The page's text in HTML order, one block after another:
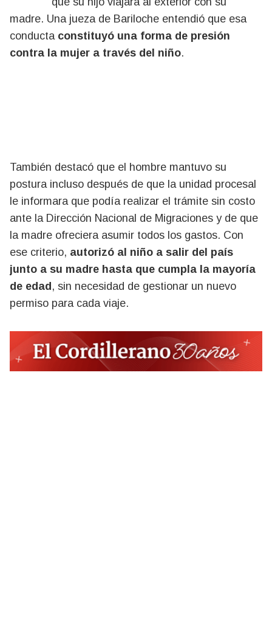
madre. Una jueza de Bariloche entendió que esa
conducta constituyó una forma de presión
contra la mujer a través del niño.
También destacó que el hombre mantuvo su
postura incluso después de que la unidad procesal
le informara que podía realizar el trámite sin costo
ante la Dirección Nacional de Migraciones y de que
la madre ofreciera asumir todos los gastos. Con
ese criterio, autorizó al niño a salir del país
junto a su madre hasta que cumpla la mayoría
de edad , sin necesidad de gestionar un nuevo
permiso para cada viaje.